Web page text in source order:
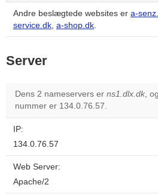
Andre beslægtede websites er a-
service.dk, a-shop.dk.
Server
Dens 2 nameservers er ns1.dlx.dk, og
nummer er 134.0.76.57.
IP:
134.0.76.57
Web Server:
Apache/2